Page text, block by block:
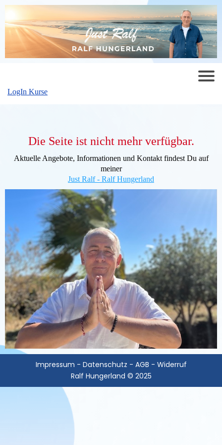
LogIn Kurse
Die Seite ist nicht mehr verfügbar.
Aktuelle Angebote, Informationen und Kontakt findest Du auf
meiner
Just Ralf - Ralf Hungerland
Impressum - Datenschutz - AGB - Widerruf
Ralf Hungerland © 2025